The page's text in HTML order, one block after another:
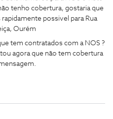
tenho cobertura, gostaria que
possivel para Rua
Ourém
tem contratados com a NOS ?
agora que não tem cobertura